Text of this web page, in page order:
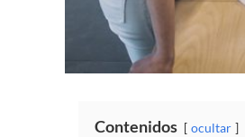
Contenidos ocultar